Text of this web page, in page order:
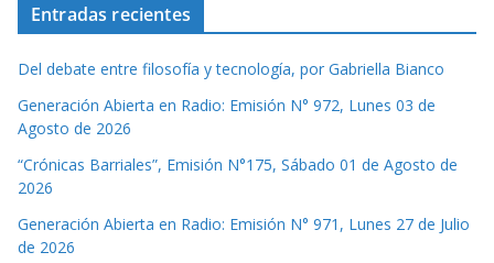
Entradas recientes
Del debate entre filosofía y tecnología, por Gabriella Bianco
Generación Abierta en Radio: Emisión N° 972, Lunes 03 de
Agosto de 2026
“Crónicas Barriales”, Emisión N°175, Sábado 01 de Agosto de
2026
Generación Abierta en Radio: Emisión N° 971, Lunes 27 de Julio
de 2026